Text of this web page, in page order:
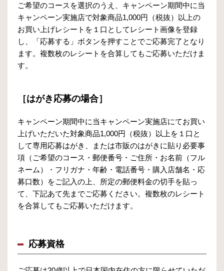
ご希望のコースを選択のうえ、キャンペーン期間中に当
キャンペーン実施店で対象商品1,000円（税抜）以上の
お買い上げレシートを１口としてレシート画像を登録
し、「応募する」ボタンを押すことでご応募完了となり
ます。複数枚のレシートを合算してもご応募いただけま
す。
［はがき応募の場合］
キャンペーン期間中に当キャンペーン実施店にてお買い
上げいただいた対象商品1,000円（税抜）以上を１口と
して専用応募はがき、または市販のはがきに貼り必要事
項（ご希望のコース・郵便番号・ご住所・お名前（フル
ネーム）・フリガナ・年齢・電話番号・購入店舗名・応
募口数）をご記入の上、所定の郵便料金の切手を貼っ
て、下記あて先までご応募ください。複数枚のレシート
を合算してもご応募いただけます。
応募資格